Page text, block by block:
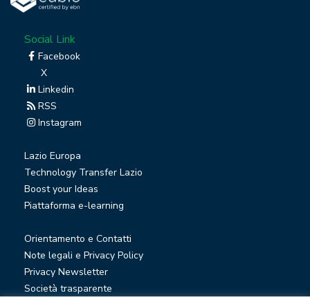
Social Link
Facebook
X
Linkedin
RSS
Instagram
Lazio Europa
Technology Transfer Lazio
Boost your Ideas
Piattaforma e-learning
Orientamento e Contatti
Note legali e Privacy Policy
Privacy Newsletter
Società trasparente